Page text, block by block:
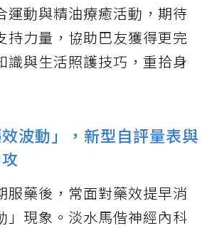
運動與精油療癒活動，期待
持力量，協助巴友獲得更完
識與生活照護技巧，重拾身
波動」，新型自評量表與
服藥後，常面對藥效提早消
」現象。淡水馬偕神經內科